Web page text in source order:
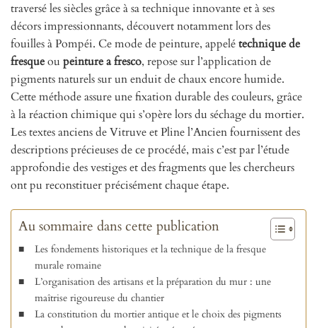
traversé les siècles grâce à sa technique innovante et à ses
décors impressionnants, découvert notamment lors des
fouilles à Pompéi. Ce mode de peinture, appelétechnique de
fresqueou peinture a fresco, repose sur l’application de
pigments naturels sur un enduit de chaux encore humide.
Cette méthode assure une fixation durable des couleurs, grâce
à la réaction chimique qui s’opère lors du séchage du mortier.
Les textes anciens de Vitruve et Pline l’Ancien fournissent des
descriptions précieuses de ce procédé, mais c’est par l’étude
approfondie des vestiges et des fragments que les chercheurs
ont pu reconstituer précisément chaque étape.
Au sommaire dans cette publication
Les fondements historiques et la technique de la fresque
murale romaine
L’organisation des artisans et la préparation du mur : une
maîtrise rigoureuse du chantier
La constitution du mortier antique et le choix des pigments